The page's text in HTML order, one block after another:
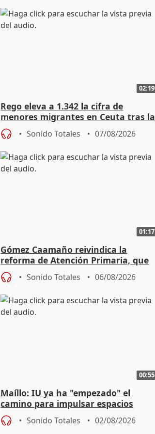
02:19
Rego eleva a 1.342 la cifra de
menores migrantes en Ceuta tras la
entrada masiva
Sonido Totales 07/08/2026
01:17
Gómez Caamaño reivindica la
reforma de Atención Primaria, que
reforzará la autogestión
Sonido Totales 06/08/2026
00:55
Maíllo: IU ya ha "empezado" el
camino para impulsar espacios
unitarios para las municipales
Sonido Totales 02/08/2026